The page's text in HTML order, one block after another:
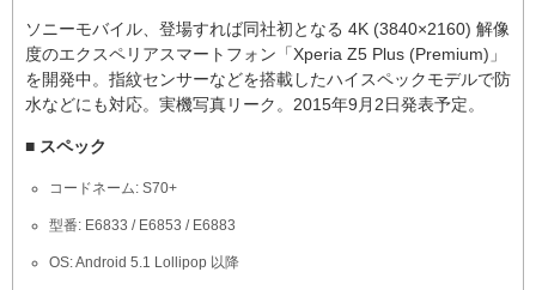
ソニーモバイル、登場すれば同社初となる 4K (3840×2160) 解像
度のエクスペリアスマートフォン「Xperia Z5 Plus (Premium)」
を開発中。指紋センサーなどを搭載したハイスペックモデルで防
水などにも対応。実機写真リーク。2015年9月2日発表予定。
■ スペック
コードネーム: S70+
型番: E6833 / E6853 / E6883
OS: Android 5.1 Lollipop 以降